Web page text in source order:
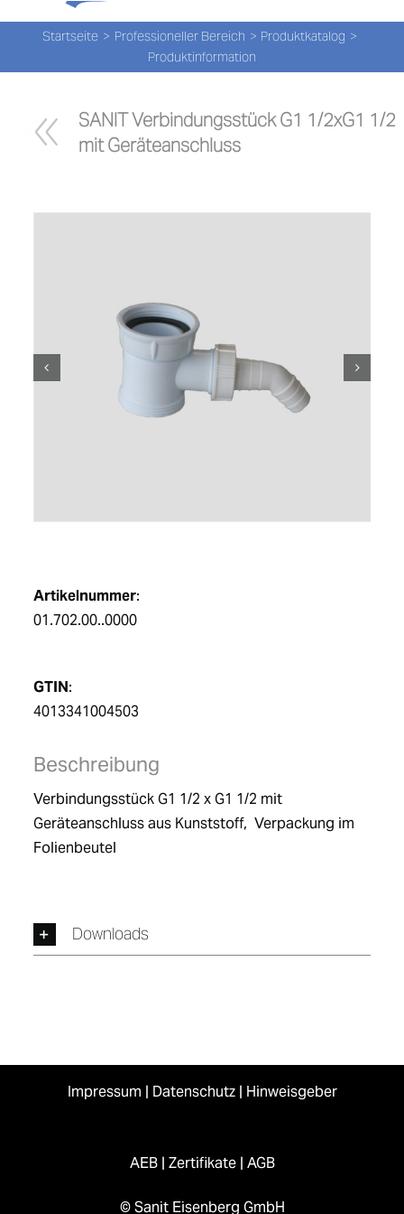
ÜBER
nach:
Startseite Professioneller Bereich
Produktkatalog
Produktinformation
SANIT Verbindungsstück G1 1/2xG1 1/2
mit Geräteanschluss
Artikelnummer:
01.702.00..0000
GTIN:
4013341004503
Beschreibung
Verbindungsstück G1 1/2 x G1 1/2 mit
Geräteanschluss aus Kunststoff,  Verpackung im
Folienbeutel
Downloads
Impressum | Datenschutz| Hinweisgeber
AEB| Zertifikate| AGB
© Sanit Eisenberg GmbH